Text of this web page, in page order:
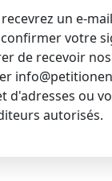
un e-
votre
de recevoir
d'adresses ou
autorisés.